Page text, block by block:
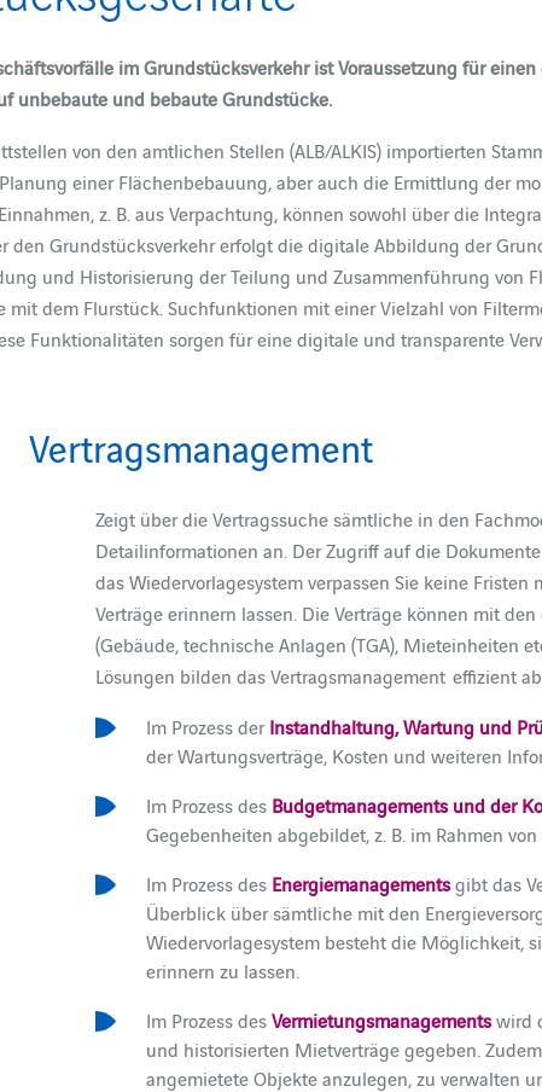
im Grundstücksverkehr ist Voraussetzung für
unbebaute und bebaute Grundstücke.
von den amtlichen Stellen (ALB/ALKIS) importierten
einer Flächenbebauung, aber auch die Ermittlung der
z. B. aus Verpachtung, können sowohl über die
den Grundstücksverkehr erfolgt die digitale Abbildung der
und Historisierung der Teilung und Zusammenführung von
dem Flurstück. Suchfunktionen mit einer Vielzahl von
Funktionalitäten sorgen für eine digitale und transparente
Vertragsmanagement
Zeigt über die Vertragssuche sämtliche in den
Detailinformationen an. Der Zugriff auf die
das Wiedervorlagesystem verpassen Sie keine
Verträge erinnern lassen. Die Verträge können mit
(Gebäude, technische Anlagen (TGA), Mieteinheiten
Lösungen bilden das Vertragsmanagement effizient
Im Prozess derInstandhaltung, Wartung und
der Wartungsverträge, Kosten und weiteren
Im Prozess des Budgetmanagements und der
Gegebenheiten abgebildet, z. B. im Rahmen
Im Prozess des Energiemanagementsgibt das
Überblick über sämtliche mit den
Wiedervorlagesystem besteht die Möglichkeit,
erinnern zu lassen.
Im Prozess desVermietungsmanagementswird
und historisierten Mietverträge gegeben.
angemietete Objekte anzulegen, zu verwalten